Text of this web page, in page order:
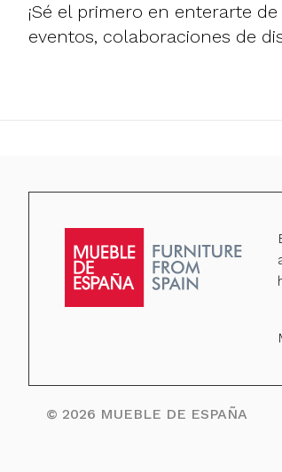
¡Sé el primero en enterarte
eventos, colaboraciones de
© 2026 MUEBLE DE ESPAÑA